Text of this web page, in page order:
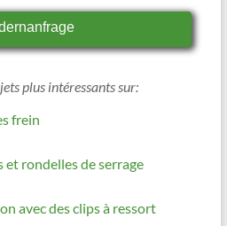
plus intéressants sur:
frein
et rondelles de serrage
avec des clips à ressort